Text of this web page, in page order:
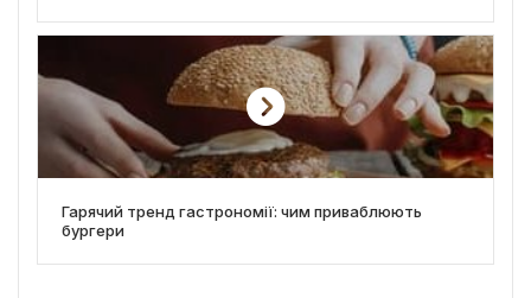
Гарячий тренд гастрономії: чим приваблюють
бургери